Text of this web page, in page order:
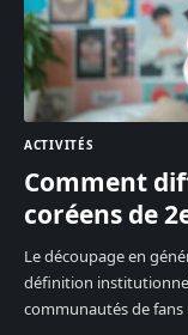
ACTIVITÉS
Comment
coréens de
Le découpage en
définition
communautés de